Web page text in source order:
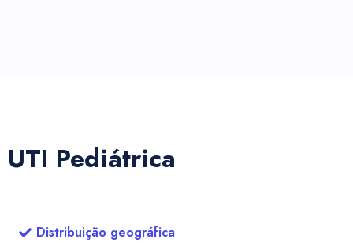
UTI Pediátrica
Distribuição geográfica